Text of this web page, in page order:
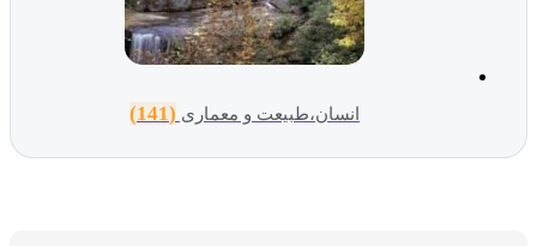
انسان،طبیعت و معماری (141)